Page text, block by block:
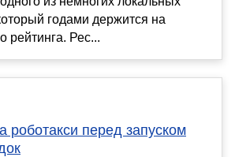
годами держится на
рейтинга. Рес...
роботакси перед запуском